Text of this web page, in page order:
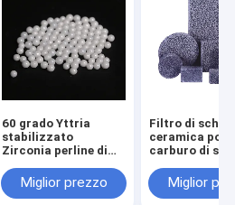
60 grado Yttria
stabilizzato
Zirconia perline di
sfereMiglior prezzo
Filtro di
ceramica
carburo di
filtrazione di
fusi
Miglior